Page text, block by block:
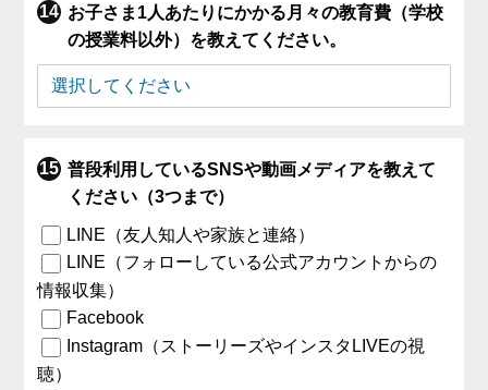
お子さま1人あたりにかかる月々の教育費（学校
の授業料以外）を教えてください。
普段利用しているSNSや動画メディアを教えて
ください（3つまで）
LINE（友人知人や家族と連絡）
LINE（フォローしている公式アカウントからの
情報収集）
Facebook
Instagram（ストーリーズやインスタLIVEの視
聴）